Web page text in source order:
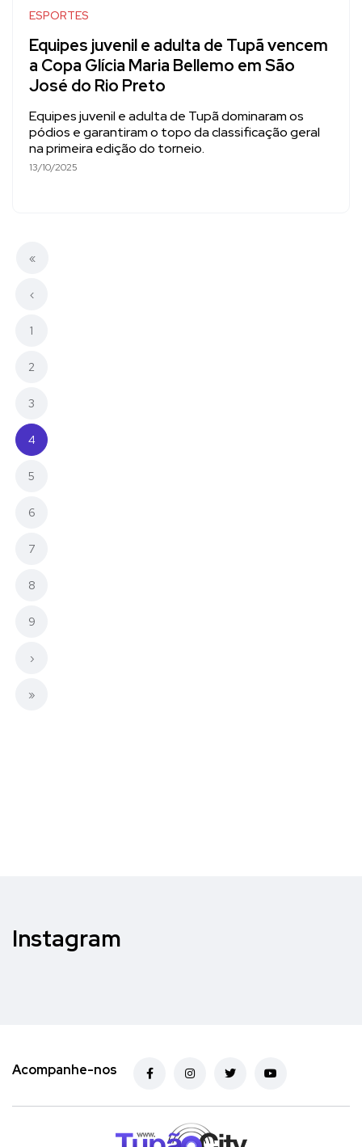
ESPORTES
Equipes juvenil e adulta de Tupã vencem
a Copa Glícia Maria Bellemo em São
José do Rio Preto
Equipes juvenil e adulta de Tupã dominaram os
pódios e garantiram o topo da classificação geral
na primeira edição do torneio.
13/10/2025
«
‹
1
2
3
4(current)
5
6
7
8
9
›
»
Instagram
Acompanhe-nos